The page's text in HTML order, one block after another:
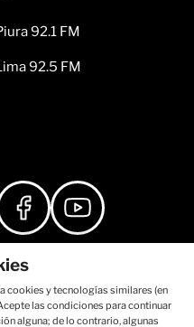
92.1 FM
92.5 FM
cookies y tecnologías similares (en
las condiciones para continuar
alguna; de lo contrario, algunas